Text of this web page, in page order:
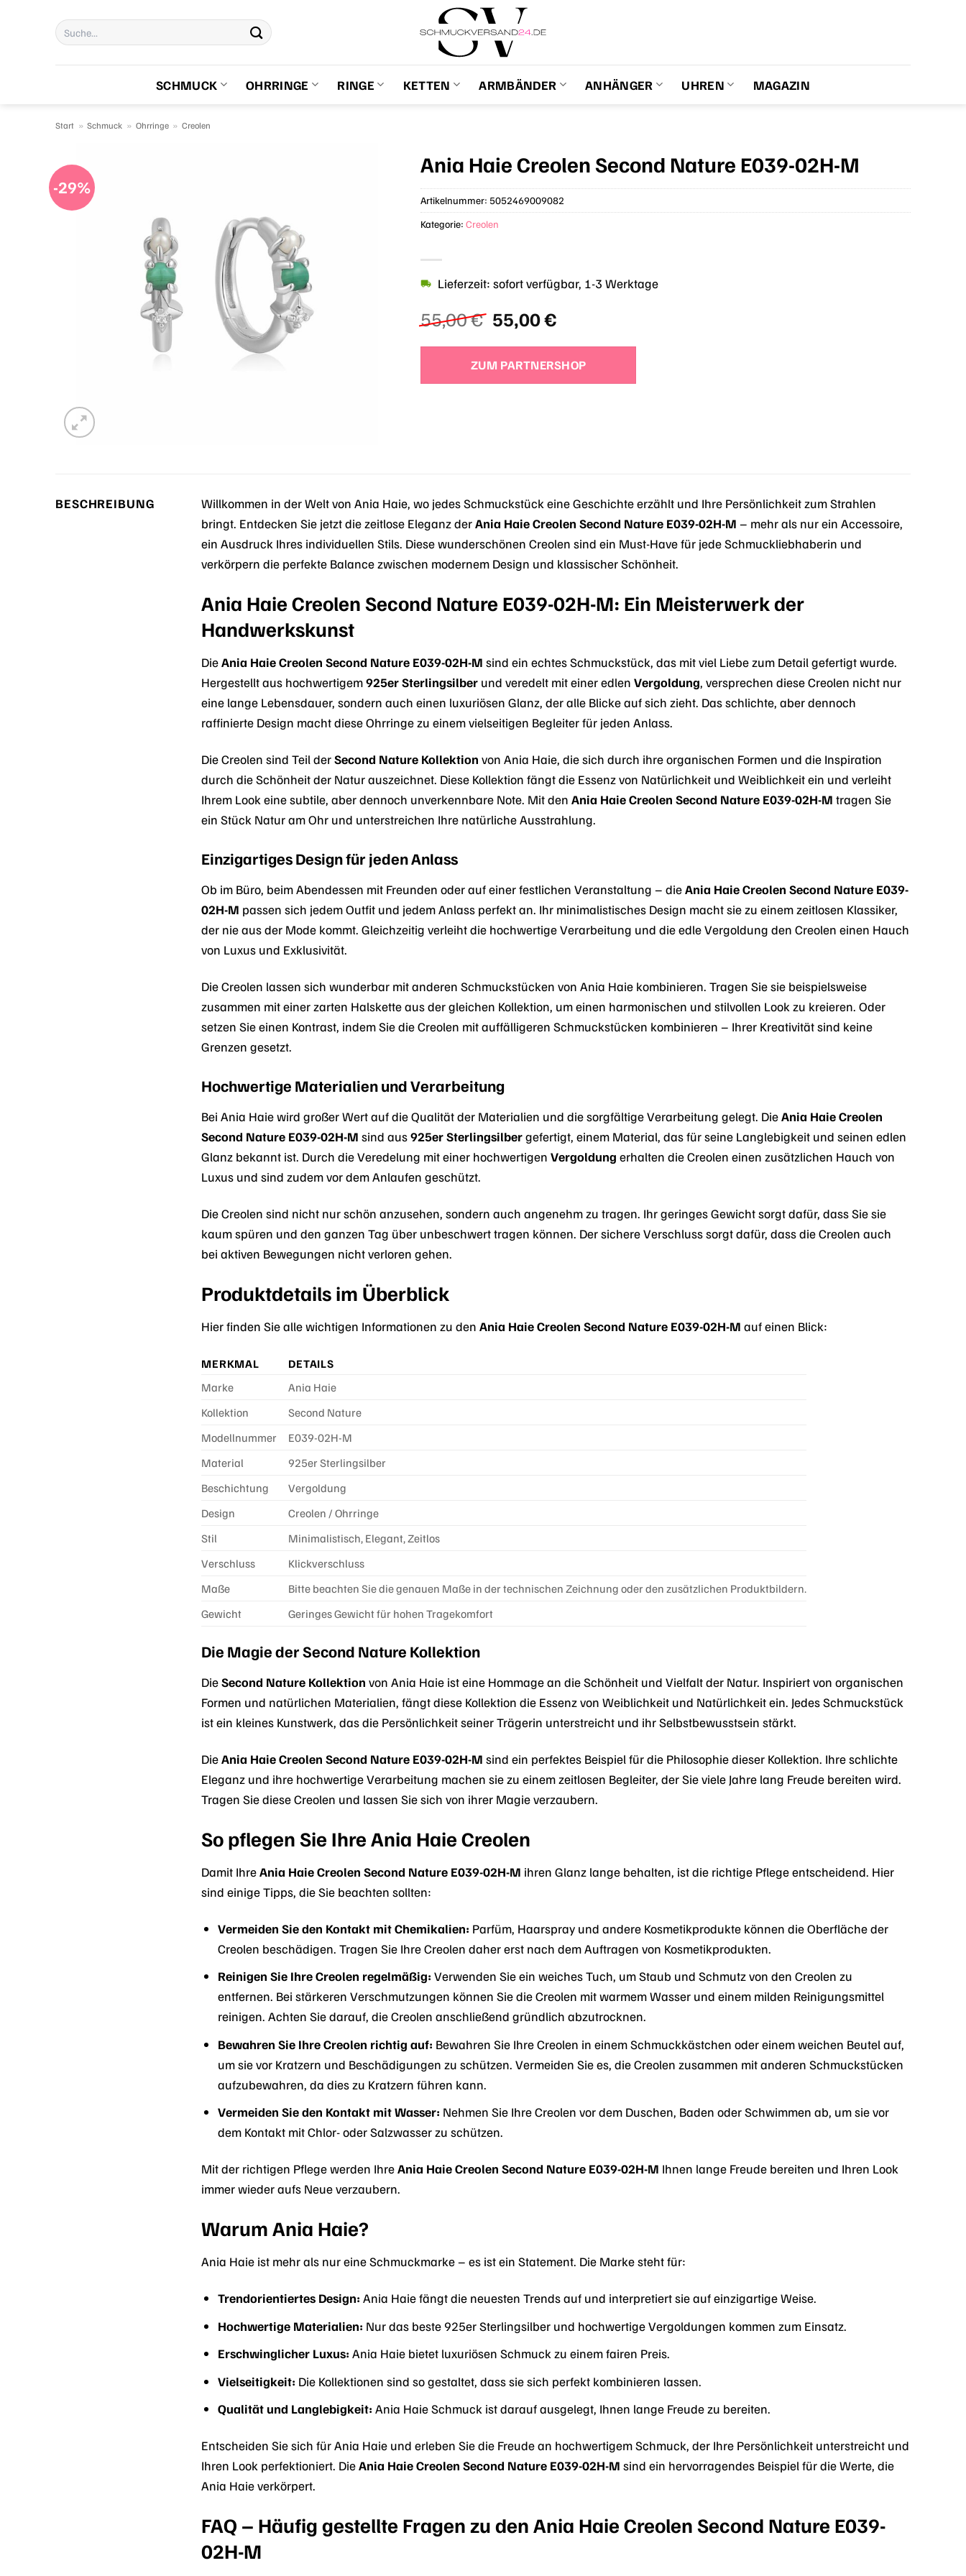
Suchen
nach:
SCHMUCK OHRRINGE RINGE KETTEN ARMBÄNDER ANHÄNGER UHREN MAGAZIN
Start » Schmuck » Ohrringe » Creolen
-29%
Ania Haie Creolen Second Nature E039-02H-M
55,00€ Ursprünglicher
Preis
war:
55,00 €
55,00€Aktueller
ist:
55,00 €.
Lieferzeit: sofort verfügbar, 1-3 Werktage
ZUM PARTNERSHOP
Artikelnummer: 5052469009082
Kategorie:Creolen
BESCHREIBUNG
Willkommen in der Welt von Ania Haie, wo jedes Schmuckstück eine Geschichte erzählt und Ihre Persönlichkeit zum Strahlen
bringt. Entdecken Sie jetzt die zeitlose Eleganz derAnia Haie Creolen Second Nature E039-02H-M – mehr als nur ein Accessoire,
ein Ausdruck Ihres individuellen Stils. Diese wunderschönen Creolen sind ein Must-Have für jede Schmuckliebhaberin und
verkörpern die perfekte Balance zwischen modernem Design und klassischer Schönheit.
Ania Haie Creolen Second Nature E039-02H-M: Ein Meisterwerk der
Handwerkskunst
DieAnia Haie Creolen Second Nature E039-02H-M sind ein echtes Schmuckstück, das mit viel Liebe zum Detail gefertigt wurde.
Hergestellt aus hochwertigem925er Sterlingsilber und veredelt mit einer edlenVergoldung, versprechen diese Creolen nicht nur
eine lange Lebensdauer, sondern auch einen luxuriösen Glanz, der alle Blicke auf sich zieht. Das schlichte, aber dennoch
raffinierte Design macht diese Ohrringe zu einem vielseitigen Begleiter für jeden Anlass.
Die Creolen sind Teil derSecond Nature Kollektion von Ania Haie, die sich durch ihre organischen Formen und die Inspiration
durch die Schönheit der Natur auszeichnet. Diese Kollektion fängt die Essenz von Natürlichkeit und Weiblichkeit ein und verleiht
Ihrem Look eine subtile, aber dennoch unverkennbare Note. Mit denAnia Haie Creolen Second Nature E039-02H-M tragen Sie
ein Stück Natur am Ohr und unterstreichen Ihre natürliche Ausstrahlung.
Einzigartiges Design für jeden Anlass
Ob im Büro, beim Abendessen mit Freunden oder auf einer festlichen Veranstaltung – dieAnia Haie Creolen Second Nature E039-
02H-M passen sich jedem Outfit und jedem Anlass perfekt an. Ihr minimalistisches Design macht sie zu einem zeitlosen Klassiker,
der nie aus der Mode kommt. Gleichzeitig verleiht die hochwertige Verarbeitung und die edle Vergoldung den Creolen einen Hauch
von Luxus und Exklusivität.
Die Creolen lassen sich wunderbar mit anderen Schmuckstücken von Ania Haie kombinieren. Tragen Sie sie beispielsweise
zusammen mit einer zarten Halskette aus der gleichen Kollektion, um einen harmonischen und stilvollen Look zu kreieren. Oder
setzen Sie einen Kontrast, indem Sie die Creolen mit auffälligeren Schmuckstücken kombinieren – Ihrer Kreativität sind keine
Grenzen gesetzt.
Hochwertige Materialien und Verarbeitung
Bei Ania Haie wird großer Wert auf die Qualität der Materialien und die sorgfältige Verarbeitung gelegt. DieAnia Haie Creolen
Second Nature E039-02H-M sind aus925er Sterlingsilbergefertigt, einem Material, das für seine Langlebigkeit und seinen edlen
Glanz bekannt ist. Durch die Veredelung mit einer hochwertigenVergoldung erhalten die Creolen einen zusätzlichen Hauch von
Luxus und sind zudem vor dem Anlaufen geschützt.
Die Creolen sind nicht nur schön anzusehen, sondern auch angenehm zu tragen. Ihr geringes Gewicht sorgt dafür, dass Sie sie
kaum spüren und den ganzen Tag über unbeschwert tragen können. Der sichere Verschluss sorgt dafür, dass die Creolen auch
bei aktiven Bewegungen nicht verloren gehen.
Produktdetails im Überblick
Hier finden Sie alle wichtigen Informationen zu denAnia Haie Creolen Second Nature E039-02H-M auf einen Blick:
MERKMAL
DETAILS
Marke
Ania Haie
Kollektion
Second Nature
Modellnummer
E039-02H-M
Material
925er Sterlingsilber
Beschichtung
Vergoldung
Design
Creolen / Ohrringe
Stil
Minimalistisch, Elegant, Zeitlos
Verschluss
Klickverschluss
Maße
Bitte beachten Sie die genauen Maße in der technischen Zeichnung oder den zusätzlichen Produktbildern.
Gewicht
Geringes Gewicht für hohen Tragekomfort
Die Magie der Second Nature Kollektion
DieSecond Nature Kollektion von Ania Haie ist eine Hommage an die Schönheit und Vielfalt der Natur. Inspiriert von organischen
Formen und natürlichen Materialien, fängt diese Kollektion die Essenz von Weiblichkeit und Natürlichkeit ein. Jedes Schmuckstück
ist ein kleines Kunstwerk, das die Persönlichkeit seiner Trägerin unterstreicht und ihr Selbstbewusstsein stärkt.
DieAnia Haie Creolen Second Nature E039-02H-M sind ein perfektes Beispiel für die Philosophie dieser Kollektion. Ihre schlichte
Eleganz und ihre hochwertige Verarbeitung machen sie zu einem zeitlosen Begleiter, der Sie viele Jahre lang Freude bereiten wird.
Tragen Sie diese Creolen und lassen Sie sich von ihrer Magie verzaubern.
So pflegen Sie Ihre Ania Haie Creolen
Damit IhreAnia Haie Creolen Second Nature E039-02H-M ihren Glanz lange behalten, ist die richtige Pflege entscheidend. Hier
sind einige Tipps, die Sie beachten sollten:
Vermeiden Sie den Kontakt mit Chemikalien: Parfüm, Haarspray und andere Kosmetikprodukte können die Oberfläche der
Creolen beschädigen. Tragen Sie Ihre Creolen daher erst nach dem Auftragen von Kosmetikprodukten.
Reinigen Sie Ihre Creolen regelmäßig: Verwenden Sie ein weiches Tuch, um Staub und Schmutz von den Creolen zu
entfernen. Bei stärkeren Verschmutzungen können Sie die Creolen mit warmem Wasser und einem milden Reinigungsmittel
reinigen. Achten Sie darauf, die Creolen anschließend gründlich abzutrocknen.
Bewahren Sie Ihre Creolen richtig auf: Bewahren Sie Ihre Creolen in einem Schmuckkästchen oder einem weichen Beutel auf,
um sie vor Kratzern und Beschädigungen zu schützen. Vermeiden Sie es, die Creolen zusammen mit anderen Schmuckstücken
aufzubewahren, da dies zu Kratzern führen kann.
Vermeiden Sie den Kontakt mit Wasser: Nehmen Sie Ihre Creolen vor dem Duschen, Baden oder Schwimmen ab, um sie vor
dem Kontakt mit Chlor- oder Salzwasser zu schützen.
Mit der richtigen Pflege werden IhreAnia Haie Creolen Second Nature E039-02H-M Ihnen lange Freude bereiten und Ihren Look
immer wieder aufs Neue verzaubern.
Warum Ania Haie?
Ania Haie ist mehr als nur eine Schmuckmarke – es ist ein Statement. Die Marke steht für:
Trendorientiertes Design: Ania Haie fängt die neuesten Trends auf und interpretiert sie auf einzigartige Weise.
Hochwertige Materialien: Nur das beste 925er Sterlingsilber und hochwertige Vergoldungen kommen zum Einsatz.
Erschwinglicher Luxus: Ania Haie bietet luxuriösen Schmuck zu einem fairen Preis.
Vielseitigkeit: Die Kollektionen sind so gestaltet, dass sie sich perfekt kombinieren lassen.
Qualität und Langlebigkeit: Ania Haie Schmuck ist darauf ausgelegt, Ihnen lange Freude zu bereiten.
Entscheiden Sie sich für Ania Haie und erleben Sie die Freude an hochwertigem Schmuck, der Ihre Persönlichkeit unterstreicht und
Ihren Look perfektioniert. DieAnia Haie Creolen Second Nature E039-02H-M sind ein hervorragendes Beispiel für die Werte, die
Ania Haie verkörpert.
FAQ – Häufig gestellte Fragen zu den Ania Haie Creolen Second Nature E039-
02H-M